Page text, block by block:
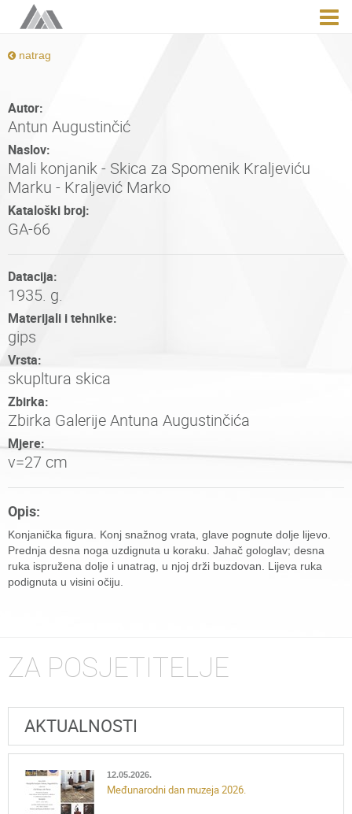
natrag
Autor:
Antun Augustinčić
Naslov:
Mali konjanik - Skica za Spomenik Kraljeviću
Marku - Kraljević Marko
Kataloški broj:
GA-66
Datacija:
1935. g.
Materijali i tehnike:
gips
Vrsta:
skupltura skica
Zbirka:
Zbirka Galerije Antuna Augustinčića
Mjere:
v=27 cm
Opis:
Konjanička figura. Konj snažnog vrata, glave pognute dolje lijevo.
Prednja desna noga uzdignuta u koraku. Jahač gologlav; desna
ruka ispružena dolje i unatrag, u njoj drži buzdovan. Lijeva ruka
podignuta u visini očiju.
ZA POSJETITELJE
AKTUALNOSTI
12.05.2026.
Međunarodni dan muzeja 2026.